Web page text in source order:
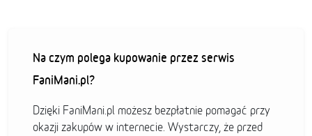
Na czym polega kupowanie przez serwis
FaniMani.pl?
Dzięki FaniMani.pl możesz bezpłatnie pomagać przy
okazji zakupów w internecie. Wystarczy, że przed